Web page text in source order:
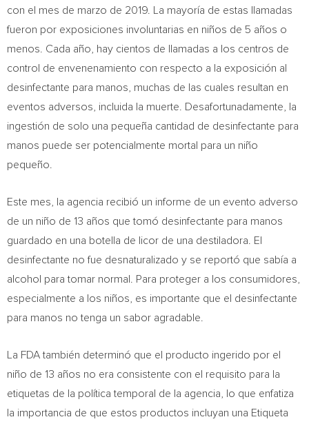
con el mes de marzo de 2019. La mayoría de estas llamadas
fueron por exposiciones involuntarias en niños de 5 años o
menos. Cada año, hay cientos de llamadas a los centros de
control de envenenamiento con respecto a la exposición al
desinfectante para manos, muchas de las cuales resultan en
eventos adversos, incluida la muerte. Desafortunadamente, la
ingestión de solo una pequeña cantidad de desinfectante para
manos puede ser potencialmente mortal para un niño
pequeño.
Este mes, la agencia recibió un informe de un evento adverso
de un niño de 13 años que tomó desinfectante para manos
guardado en una botella de licor de una destiladora. El
desinfectante no fue desnaturalizado y se reportó que sabía a
alcohol para tomar normal. Para proteger a los consumidores,
especialmente a los niños, es importante que el desinfectante
para manos no tenga un sabor agradable.
La FDA también determinó que el producto ingerido por el
niño de 13 años no era consistente con el requisito para la
etiquetas de la política temporal de la agencia, lo que enfatiza
la importancia de que estos productos incluyan una Etiqueta